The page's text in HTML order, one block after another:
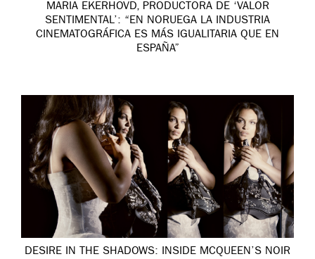
MARIA EKERHOVD, PRODUCTORA DE ‘VALOR
SENTIMENTAL’: “EN NORUEGA LA INDUSTRIA
CINEMATOGRÁFICA ES MÁS IGUALITARIA QUE EN
ESPAÑA”
DESIRE IN THE SHADOWS: INSIDE MCQUEEN’S NOIR